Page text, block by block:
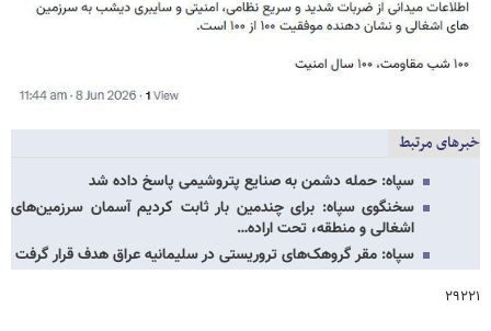
خبرهای مرتبط
سپاه: حمله دشمن به صنایع پتروشیمی پاسخ داده شد
سخنگوی سپاه: برای چندمین بار ثابت کردیم آسمان سرزمین‌های
اشغالی و منطقه، تحت اراده…
سپاه: مقر گروهک‌های تروریستی در سلیمانیه عراق هدف قرار گرفت
۲۹۲۲۱